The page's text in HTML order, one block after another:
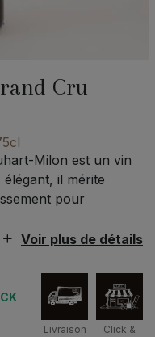
Cru
Milon est un vin
il mérite
pour
Voir plus de détails
Livraison
Click &